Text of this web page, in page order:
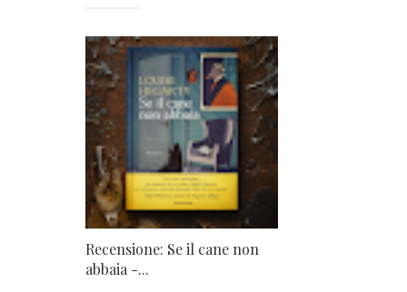
Recensione: Se il cane non
abbaia -...